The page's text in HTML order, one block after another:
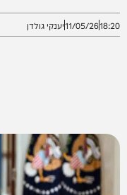
18:20
11/05/26יענקי גולדן